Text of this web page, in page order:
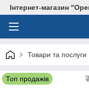
Інтернет-магазин
Товари та послуги
Топ продажів